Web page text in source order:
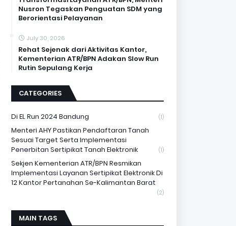
Nusron Tegaskan Penguatan SDM yang
Berorientasi Pelayanan
July 30, 2026
Rehat Sejenak dari Aktivitas Kantor,
Kementerian ATR/BPN Adakan Slow Run
Rutin Sepulang Kerja
CATEGORIES
Di EL Run 2024 Bandung (1)
Menteri AHY Pastikan Pendaftaran Tanah
Sesuai Target Serta Implementasi
Penerbitan Sertipikat Tanah Elektronik
(1)
Sekjen Kementerian ATR/BPN Resmikan
Implementasi Layanan Sertipikat Elektronik Di
12 Kantor Pertanahan Se-Kalimantan Barat
(2)
MAIN TAGS